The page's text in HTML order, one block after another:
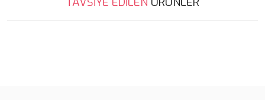
konularda yetersiz gördüğünüz noktaları öneri formunu kullanarak